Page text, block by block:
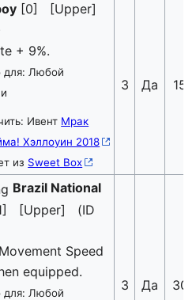
[0] [Upper]
+ 9%.
для: Любой
Ивент Мрак
Хэллоуин 2018
из Sweet Box
3 Да 15
Brazil National
[Upper] (ID
Speed
equipped.
для: Любой
3 Да 30